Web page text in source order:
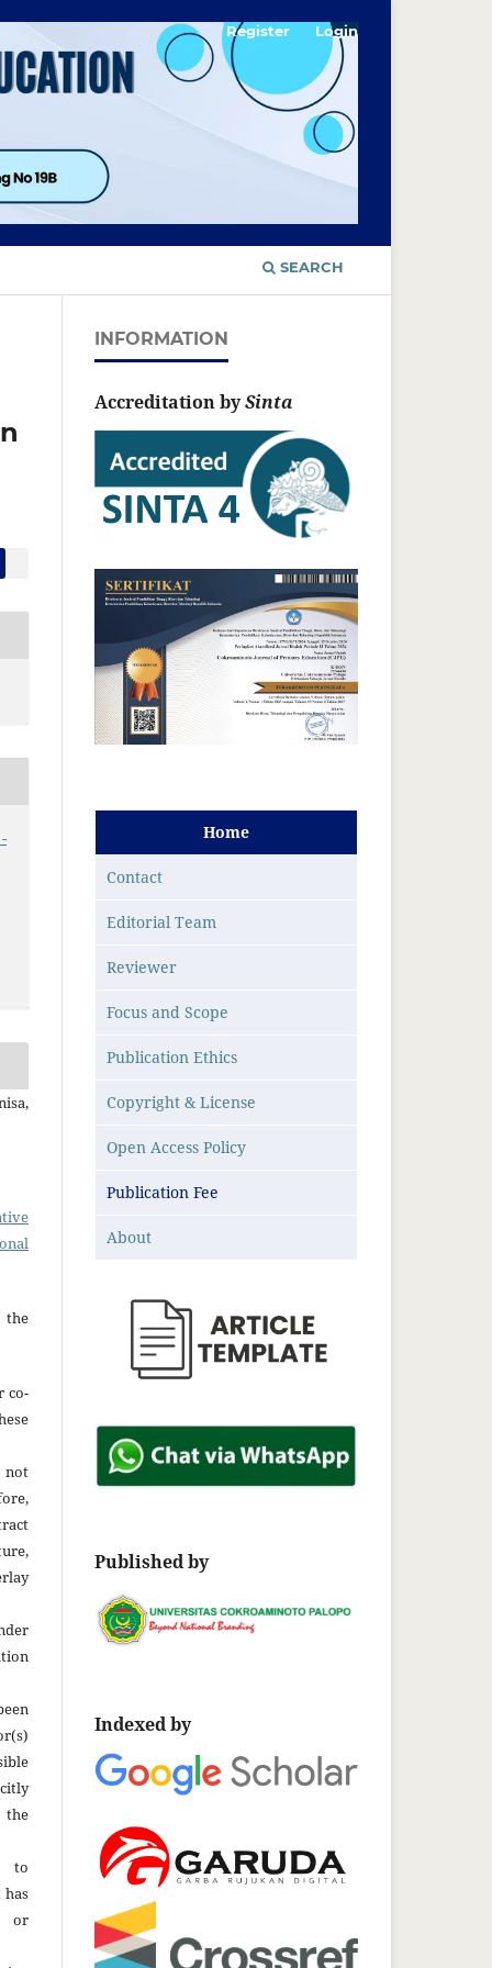
SEARCH
Register Login
the
co-
not
the
to
or
INFORMATION
Accreditation bySinta
Home
Contact
Editorial Team
Reviewer
Focus and Scope
Publication Ethics
Copyright & License
Open Access Policy
Publication Fee
About
Published by
Indexed by